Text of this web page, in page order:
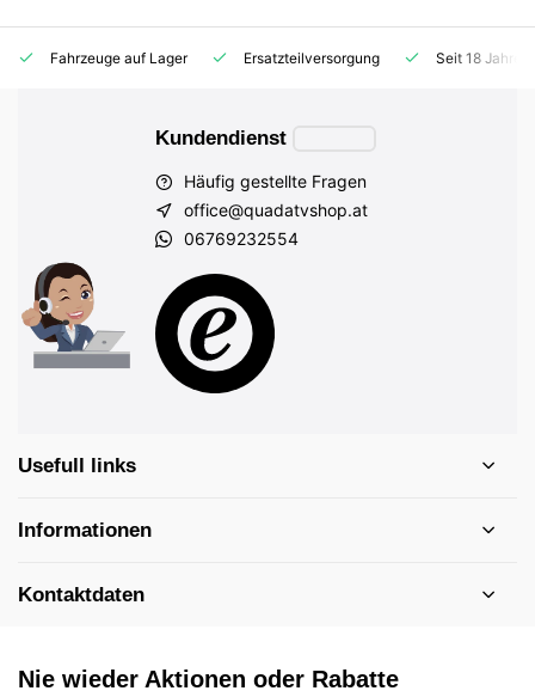
Fahrzeuge auf Lager Ersatzteilversorgung Seit 18
Kundendienst
Häufig gestellte Fragen
office@quadatvshop.at
06769232554
Usefull links
Informationen
Kontaktdaten
Nie wieder Aktionen oder Rabatte